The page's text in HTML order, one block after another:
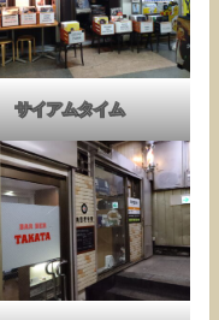
サイアムタイム